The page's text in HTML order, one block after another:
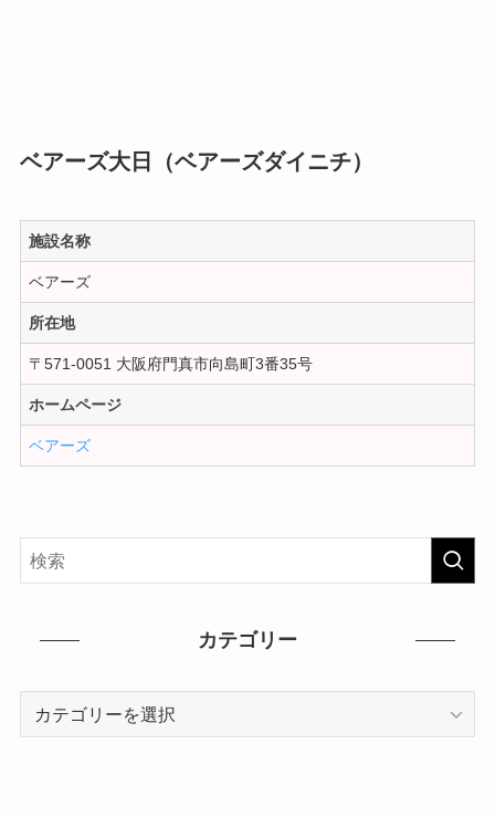
ベアーズ大日（ベアーズダイニチ）
施設名称
ベアーズ
所在地
〒571-0051 大阪府門真市向島町3番35号
ホームページ
ベアーズ
カテゴリー